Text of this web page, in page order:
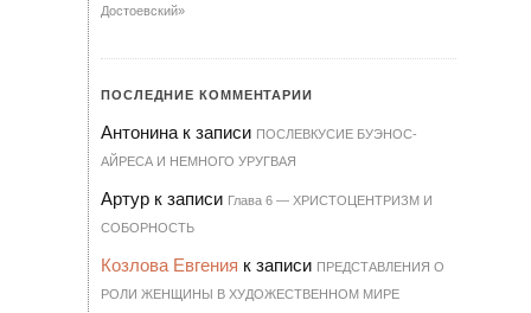
Достоевский»
ПОСЛЕДНИЕ КОММЕНТАРИИ
Антонина к записи ПОСЛЕВКУСИЕ БУЭНОС-
АЙРЕСА И НЕМНОГО УРУГВАЯ
Артур к записи Гла­ва 6 — ХРИ­С­ТО­ЦЕН­Т­РИЗМ И
СО­БОР­НОСТЬ
Козлова Евгения к записи ПРЕДСТАВЛЕНИЯ О
РОЛИ ЖЕНЩИНЫ В ХУДОЖЕСТВЕННОМ МИРЕ